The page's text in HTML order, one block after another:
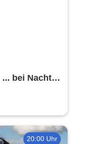
bei Nacht
20:00 Uhr